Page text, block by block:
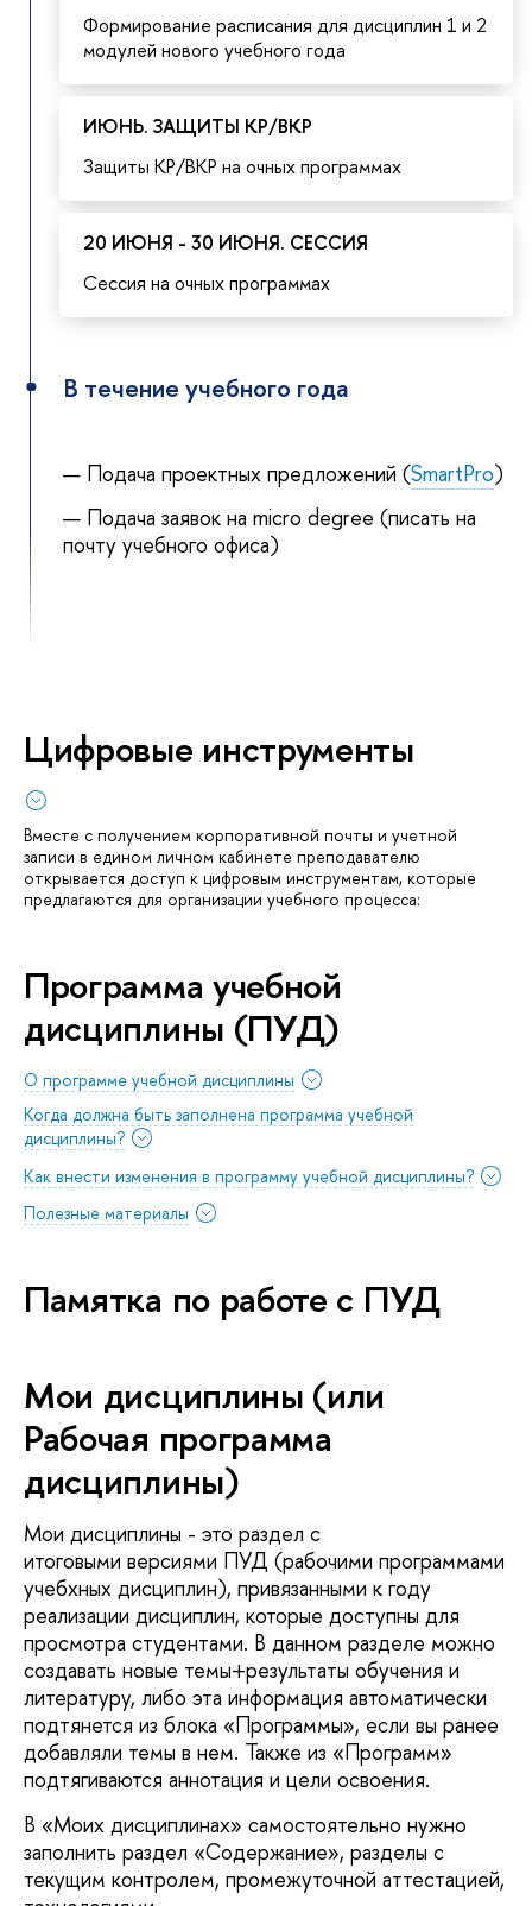
Формирование расписания для дисциплин 1 и 2
модулей нового учебного года
ИЮНЬ. ЗАЩИТЫ КР/ВКР
Защиты КР/ВКР на очных программах
20 ИЮНЯ - 30 ИЮНЯ. СЕССИЯ
Сессия на очных программах
В течение учебного года
Подача проектных предложений (SmartPro)
Подача заявок на micro degree (писать на
почту учебного офиса)
Цифровые инструменты
Вместе с получением корпоративной почты и учетной
записи в едином личном кабинете преподавателю
открывается доступ к цифровым инструментам, которые
предлагаются для организации учебного процесса:
Программа учебной
дисциплины (ПУД)
О программе учебной дисциплины
Когда должна быть заполнена программа учебной
дисциплины?
Как внести изменения в программу учебной дисциплины?
Полезные материалы
Памятка по работе с ПУД
Мои дисциплины (или
Рабочая программа
дисциплины)
Мои дисциплины - это раздел с
итоговыми версиями ПУД (рабочими программами
учебхных дисциплин), привязанными к году
реализации дисциплин, которые доступны для
просмотра студентами. В данном разделе можно
создавать новые темы+результаты обучения и
литературу, либо эта информация автоматически
подтянется из блока «Программы», если вы ранее
добавляли темы в нем. Также из «Программ»
подтягиваются аннотация и цели освоения.
В «Моих дисциплинах» самостоятельно нужно
заполнить раздел «Содержание», разделы с
текущим контролем, промежуточной аттестацией,